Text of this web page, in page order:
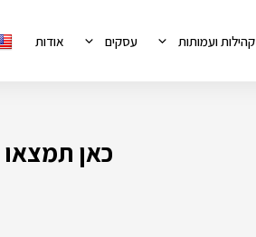
קהילות ועמותות עסקים אודות
כאן